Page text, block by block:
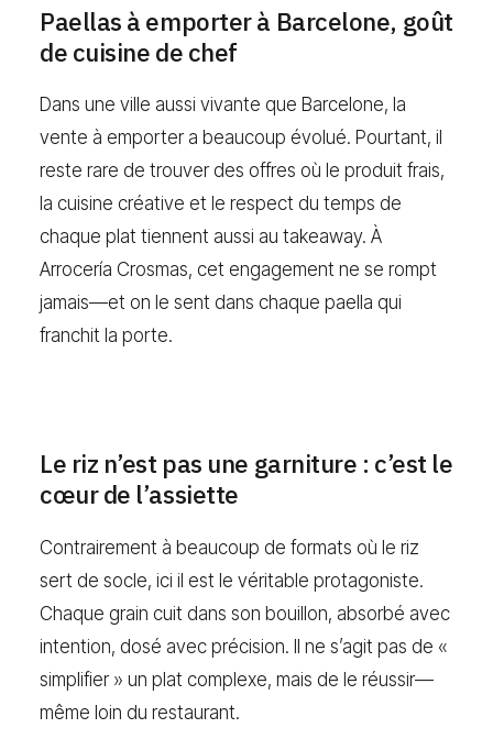
Paellas à emporter à Barcelone, goût
de cuisine de chef
Dans une ville aussi vivante que Barcelone, la
vente à emporter a beaucoup évolué. Pourtant, il
reste rare de trouver des offres où le produit frais,
la cuisine créative et le respect du temps de
chaque plat tiennent aussi au takeaway. À
Arrocería Crosmas, cet engagement ne se rompt
jamais—et on le sent dans chaque paella qui
franchit la porte.
Le riz n’est pas une garniture : c’est le
cœur de l’assiette
Contrairement à beaucoup de formats où le riz
sert de socle, ici il est le véritable protagoniste.
Chaque grain cuit dans son bouillon, absorbé avec
intention, dosé avec précision. Il ne s’agit pas de «
simplifier » un plat complexe, mais de le réussir—
même loin du restaurant.